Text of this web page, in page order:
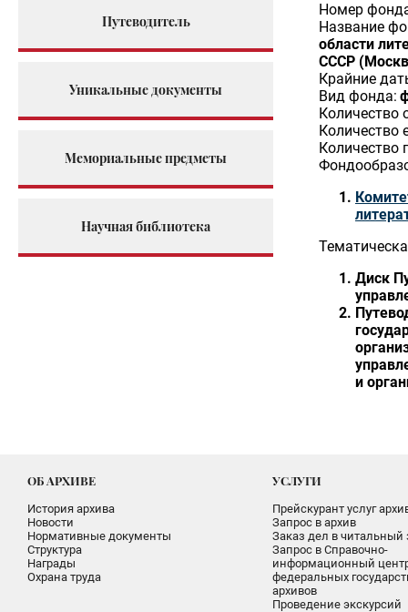
Путеводитель
Уникальные документы
Мемориальные предметы
Научная библиотека
Номер
Название
области
СССР
Крайние
Вид фонда:
Количество
Количество
Количество
Диск
и
ОБ АРХИВЕ
История архива
Новости
Нормативные документы
Структура
Награды
Охрана труда
УСЛУГИ
Прейскурант услуг
Запрос в архив
Заказ дел в читальный
Запрос в Справочно-
информационный
федеральных
архивов
Проведение экскурсий